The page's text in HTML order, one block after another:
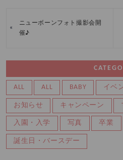
«
ニューボーンフォト撮影会開
催♪
ALL ALL BABY イベ
お知らせ キャンペーン
入園・入学 写真 卒業
誕生日・バースデー